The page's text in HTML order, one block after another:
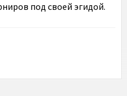
под своей эгидой.